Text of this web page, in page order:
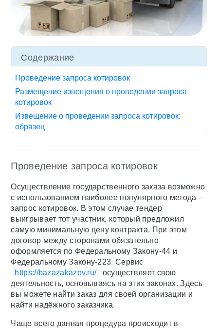
Содержание
Проведение запроса котировок
Размещение извещения о проведении запроса
котировок
Извещение о проведении запроса котировок:
образец
Проведение запроса котировок
Осуществление государственного заказа возможно
с использованием наиболее популярного метода -
запрос котировок. В этом случае тендер
выигрывает тот участник, который предложил
самую минимальную цену контракта. При этом
договор между сторонами обязательно
оформляется по Федеральному Закону-44 и
Федеральному Закону-223. Сервис
https://bazazakazov.ru/
осуществляет свою
деятельность, основываясь на этих законах. Здесь
вы можете найти заказ для своей организации и
найти надёжного заказчика.
Чаще всего данная процедура происходит в